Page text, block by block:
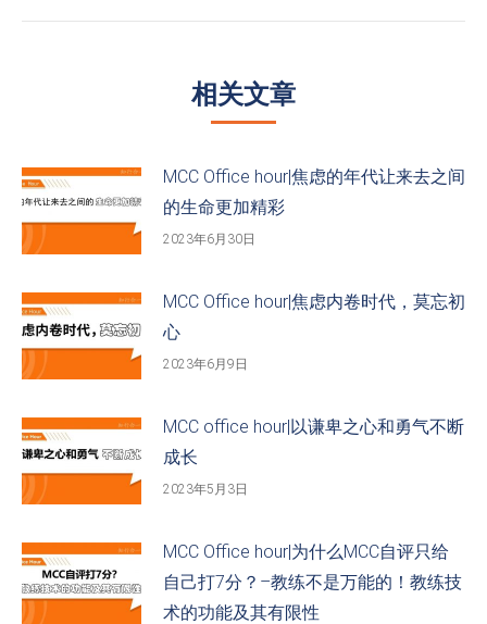
章：
相关文章
MCC Office hour|焦虑的年代让来去之间
的生命更加精彩
2023年6月30日
MCC Office hour|焦虑内卷时代，莫忘初
心
2023年6月9日
MCC office hour|以谦卑之心和勇气不断
成长
2023年5月3日
MCC Office hour|为什么MCC自评只给
自己打7分？–教练不是万能的！教练技
术的功能及其有限性